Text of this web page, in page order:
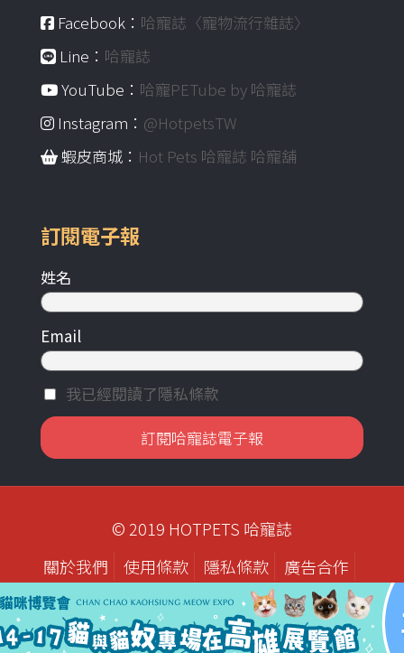
Facebook： 哈寵誌〈寵物流行雜誌〉
Line： 哈寵誌
YouTube： 哈寵PETube by 哈寵誌
Instagram： @HotpetsTW
蝦皮商城： Hot Pets 哈寵誌 哈寵舖
訂閱電子報
姓名
Email
我已經閱讀了隱私條款
© 2019 HOTPETS 哈寵誌
關於我們
使用條款 隱私條款
廣告合作
歷年刊物